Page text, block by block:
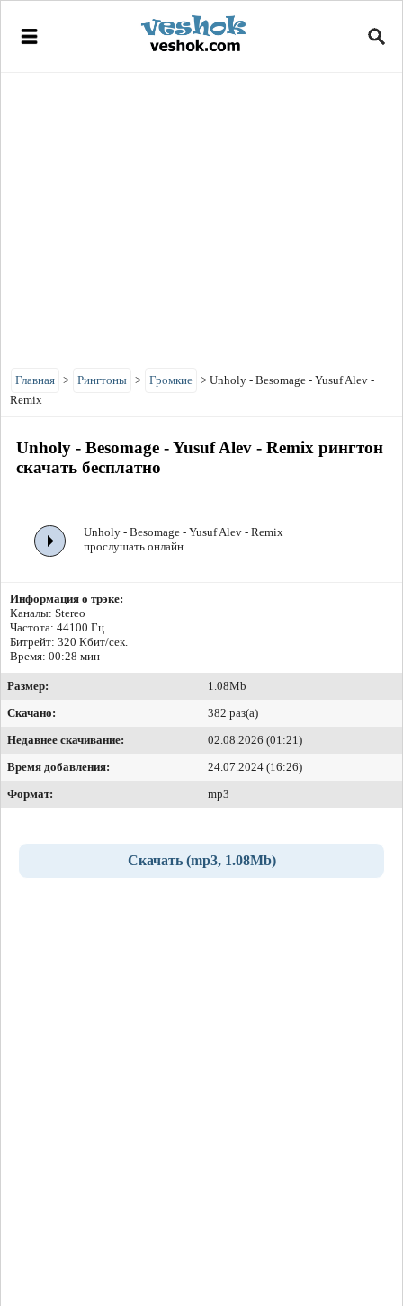
Главная > Рингтоны > Громкие > Unholy - Besomage - Yusuf Alev -
Remix
Unholy - Besomage - Yusuf Alev - Remix рингтон
скачать бесплатно
Unholy - Besomage - Yusuf Alev - Remix
прослушать онлайн
Информация о трэке:
Каналы: Stereo
Частота: 44100 Гц
Битрейт: 320 Кбит/сек.
Время: 00:28 мин
Размер:
1.08Mb
Скачано:
382 раз(а)
Недавнее скачивание:
02.08.2026 (01:21)
Время добавления:
24.07.2024 (16:26)
Формат:
mp3
Скачать (mp3, 1.08Mb)